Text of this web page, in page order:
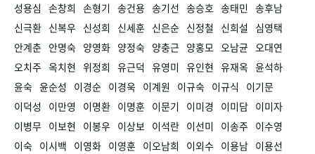
성용심 손창희 손형기 송건용 송기선 송승호 송태민 송후남
신극환 신복우 신성희 신세훈 신은순 신정철 신희설
심영택
안계춘 안명숙 양영화 양정숙 양충근 양홍모 오남균 오대연
오치주 옥치현 위정희 유근덕 유영미 유인현 유재옥 윤석하
윤숙 윤순성 이경순 이경욱 이계원 이규숙 이규식
이기문
이덕성
이만영 이명환 이명훈 이문기 이미경 이미담 이미자
이병무 이보현 이봉우 이상보 이석란 이선미 이송주 이수영
이숙 이시백 이영화 이영훈 이오남희 이외수 이용남 이용선